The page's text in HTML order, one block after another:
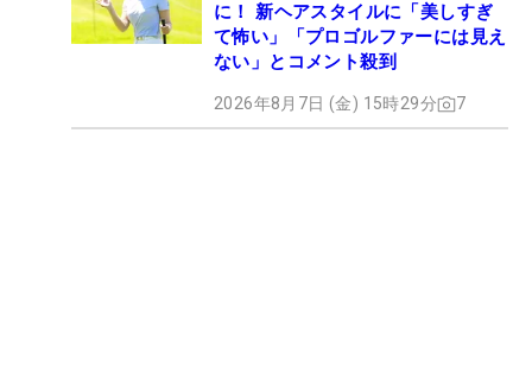
に！ 新ヘアスタイルに「美しすぎ
て怖い」「プロゴルファーには見え
ない」とコメント殺到
2026年8月7日 (金) 15時29分 7